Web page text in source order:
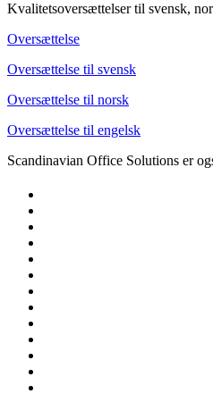
Kvalitetsoversættelser til svensk,
Oversættelse
Oversættelse til svensk
Oversættelse til norsk
Oversættelse til engelsk
Scandinavian Office Solutions er